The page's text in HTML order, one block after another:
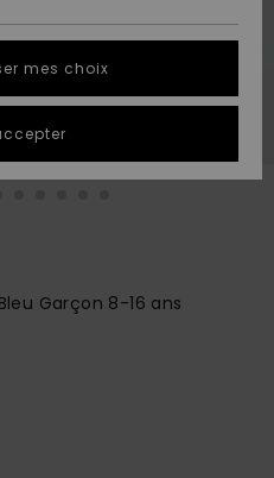
Garçon 8-16 ans
mes choix